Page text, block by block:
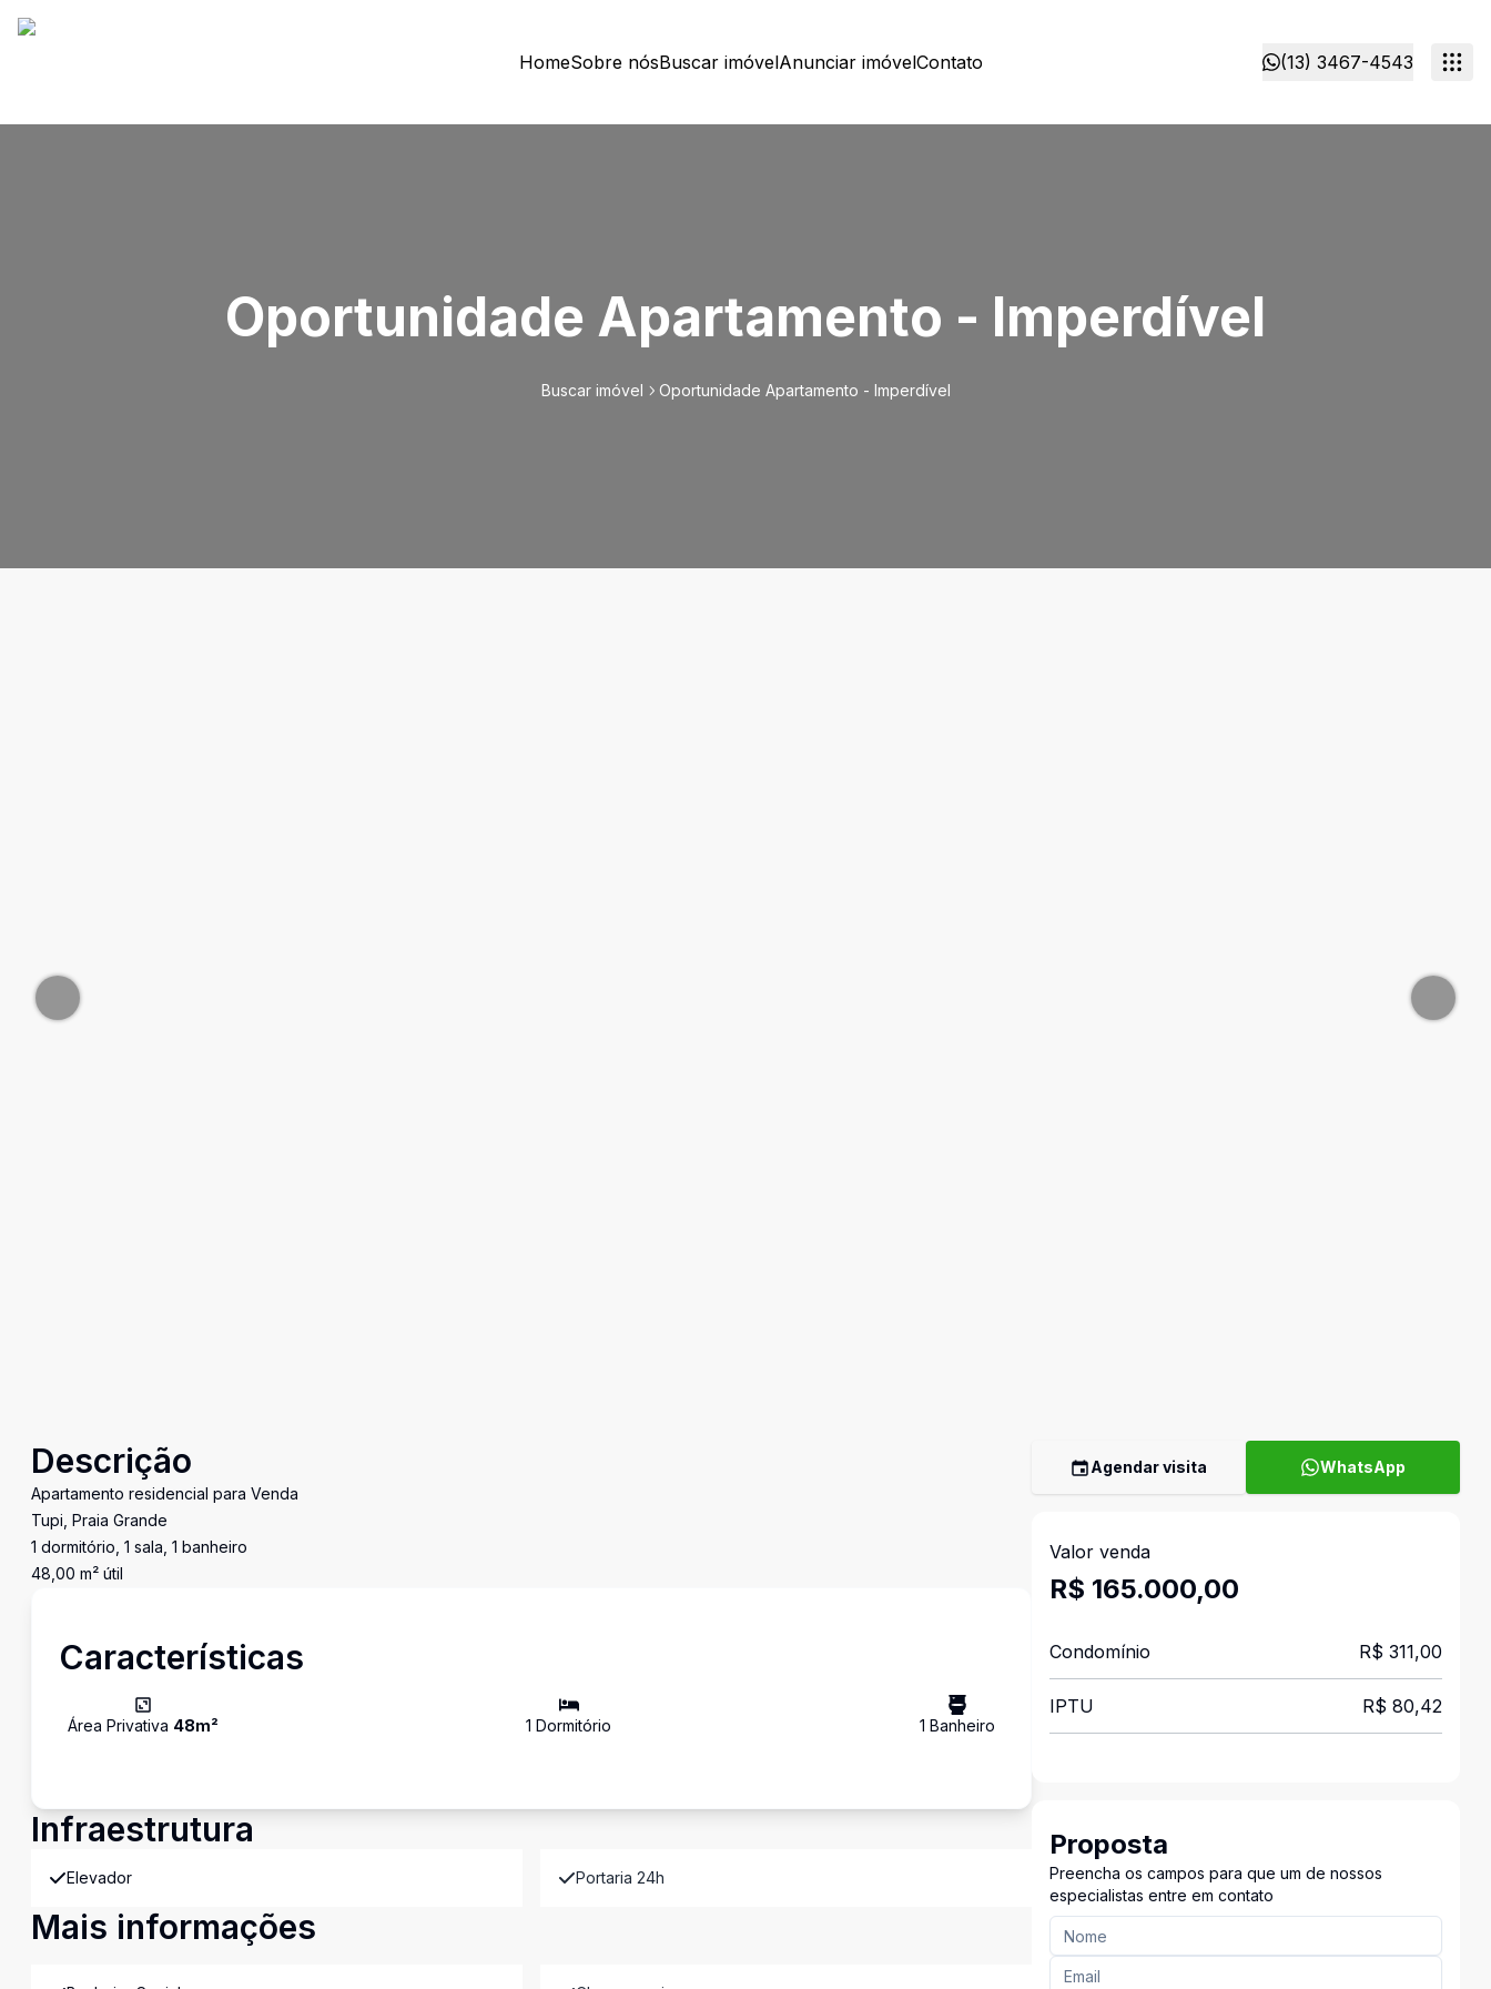
HomeSobre nósBuscar imóvelAnunciar imóvelContato (13) 3467-4543
Oportunidade Apartamento - Imperdível
Buscar imóvel Oportunidade Apartamento - Imperdível
Descrição
Apartamento residencial para Venda
Tupi, Praia Grande
1 dormitório, 1 sala, 1 banheiro
48,00 m² útil
Características
Área Privativa 48m² 1 Dormitório 1 Banheiro
Infraestrutura
Elevador Portaria 24h
Mais informações
Agendar visita WhatsApp
Valor venda
R$ 165.000,00
Condomínio R$ 311,00
IPTU R$ 80,42
Proposta
Preencha os campos para que um de nossos
especialistas entre em contato